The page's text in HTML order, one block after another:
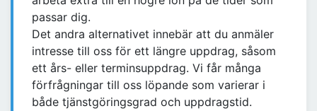
passar dig.
Det andra alternativet innebär att du anmäler
intresse till oss för ett längre uppdrag, såsom
ett års- eller terminsuppdrag. Vi får många
förfrågningar till oss löpande som varierar i
både tjänstgöringsgrad och uppdragstid.